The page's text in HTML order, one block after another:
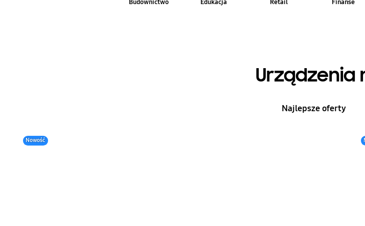
Budownictwo Edukacja Retail Finanse
Urządzenia
Najlepsze oferty
Nowość